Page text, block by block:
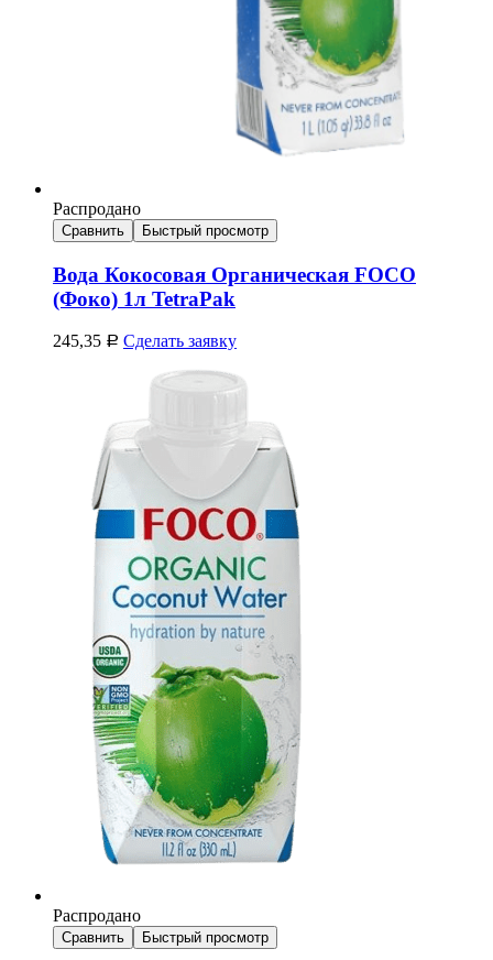
Распродано
Сравнить Быстрый просмотр
Вода Кокосовая Органическая FOCO
(Фоко) 1л TetraPak
245,35 Р Сделать заявку
Распродано
Сравнить Быстрый просмотр